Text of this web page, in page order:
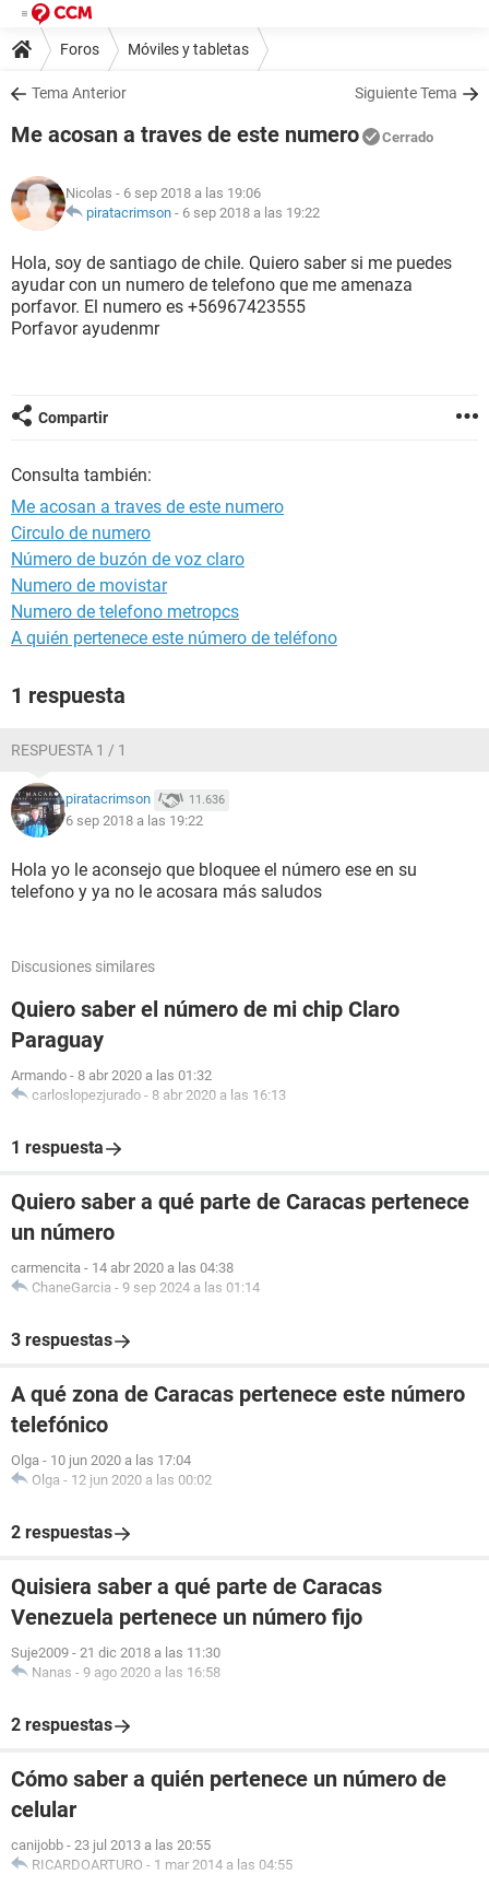
Foros Móviles y tabletas
Tema Anterior Siguiente Tema
Me acosan a traves de este numero Cerrado
Nicolas - 6 sep 2018 a las 19:06
piratacrimson - 6 sep 2018 a las 19:22
Hola, soy de santiago de chile. Quiero saber si me puedes
ayudar con un numero de telefono que me amenaza
porfavor. El numero es +56967423555
Porfavor ayudenmr
Compartir
Consulta también:
Me acosan a traves de este numero
Circulo de numero
Número de buzón de voz claro
Numero de movistar
Numero de telefono metropcs
A quién pertenece este número de teléfono
1 respuesta
RESPUESTA 1 / 1
piratacrimson 11.636
6 sep 2018 a las 19:22
Hola yo le aconsejo que bloquee el número ese en su
telefono y ya no le acosara más saludos
Discusiones similares
Quiero saber el número de mi chip Claro
Paraguay
Armando - 8 abr 2020 a las 01:32
carloslopezjurado - 8 abr 2020 a las 16:13
1 respuesta
Quiero saber a qué parte de Caracas pertenece
un número
carmencita - 14 abr 2020 a las 04:38
ChaneGarcia - 9 sep 2024 a las 01:14
3 respuestas
A qué zona de Caracas pertenece este número
telefónico
Olga - 10 jun 2020 a las 17:04
Olga - 12 jun 2020 a las 00:02
2 respuestas
Quisiera saber a qué parte de Caracas
Venezuela pertenece un número fijo
Suje2009 - 21 dic 2018 a las 11:30
Nanas - 9 ago 2020 a las 16:58
2 respuestas
Cómo saber a quién pertenece un número de
celular
canijobb - 23 jul 2013 a las 20:55
RICARDOARTURO - 1 mar 2014 a las 04:55